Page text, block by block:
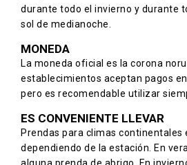
durante todo el invierno y durante
sol de medianoche.
MONEDA
La moneda oficial es la corona
establecimientos aceptan pagos
pero es recomendable utilizar
ES CONVENIENTE LLEVAR
Prendas para climas continentales
dependiendo de la estación. En